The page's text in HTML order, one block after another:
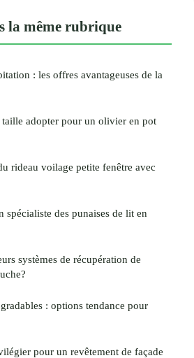
la même rubrique
: les offres avantageuses de la
adopter pour un olivier en pot
rideau voilage petite fenêtre avec
spécialiste des punaises de lit en
systèmes de récupération de
: options tendance pour
pour un revêtement de façade